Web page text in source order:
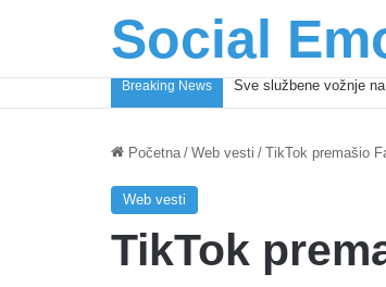
Social
Breaking News Coca-Cola podrška
Početna / Web vesti / TikTok premašio
Web vesti
TikTok